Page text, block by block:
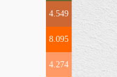
4.549
8.095
4.274